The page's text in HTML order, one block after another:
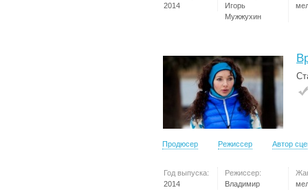
2014
Игорь
Мужжухин
Продюсер Режиссер Автор
Год выпуска:
2014
Режиссер:
Владимир